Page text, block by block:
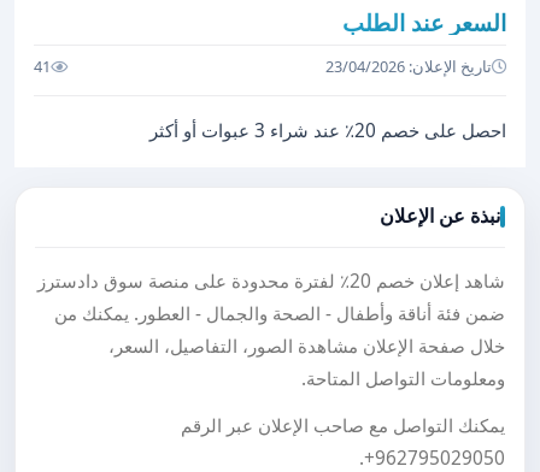
السعر عند الطلب
تاريخ الإعلان: 23/04/2026 41
احصل على خصم 20٪ عند شراء 3 عبوات أو أكثر
نبذة عن الإعلان
شاهد إعلان خصم 20٪ لفترة محدودة على منصة سوق دادسترز
ضمن فئة أناقة وأطفال - الصحة والجمال - العطور. يمكنك من
خلال صفحة الإعلان مشاهدة الصور، التفاصيل، السعر،
ومعلومات التواصل المتاحة.
يمكنك التواصل مع صاحب الإعلان عبر الرقم
+962795029050
.